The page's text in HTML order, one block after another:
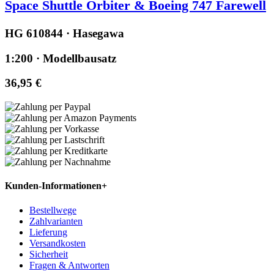
Space Shuttle Orbiter & Boeing 747 Farewell
HG 610844 · Hasegawa
1:200 · Modellbausatz
36,95 €
Kunden-Informationen+
Bestellwege
Zahlvarianten
Lieferung
Versandkosten
Sicherheit
Fragen & Antworten